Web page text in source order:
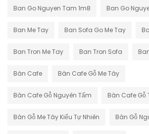
Ban Go Nguyen Tam 1m8 Ban Go
Ban Me Tay Ban Sofa Go Me Tay
Ban Tron Me Tay Ban Tron Sofa
Bàn Cafe Bàn Cafe Gỗ Me Tây
Bàn Cafe Gỗ Nguyên Tấm Bàn Cafe Gỗ
Bàn Gỗ Me Tây Kiểu Tự Nhiên Bàn Gỗ